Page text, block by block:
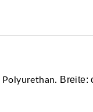
Polyurethan. Breite: